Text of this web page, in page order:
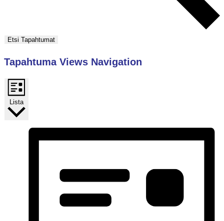
Etsi Tapahtumat
Tapahtuma Views Navigation
Lista